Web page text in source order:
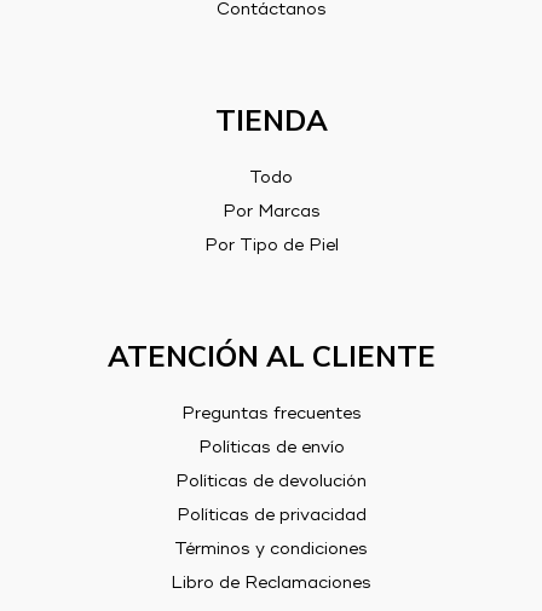
Contáctanos
TIENDA
Todo
Por Marcas
Por Tipo de Piel
ATENCIÓN AL CLIENTE
Preguntas frecuentes
Políticas de envío
Políticas de devolución
Políticas de privacidad
Términos y condiciones
Libro de Reclamaciones